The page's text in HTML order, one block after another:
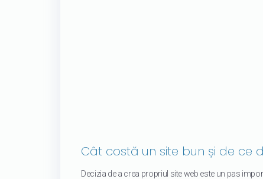
Cât costă un site bun și de ce
Decizia de a crea propriul site web este un pas